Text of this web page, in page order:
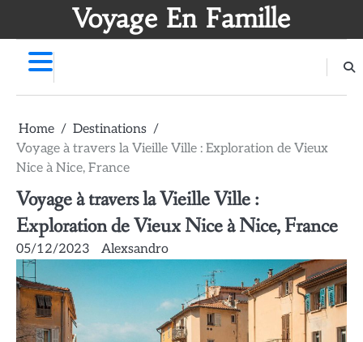
Voyage En Famille
Home
Destinations
Voyage à travers la Vieille Ville : Exploration de Vieux
Nice à Nice, France
Voyage à travers la Vieille Ville :
Exploration de Vieux Nice à Nice, France
05/12/2023 Alexsandro